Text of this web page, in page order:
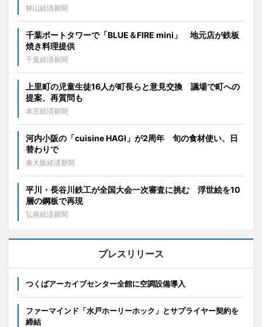
狭山経済新聞
千葉ポートタワーで「BLUE＆FIRE mini」 地元店が鉄板
焼き料理提供
千葉経済新聞
上里町の児童生徒16人が町長らと意見交換 議場で町への
提案、再質問も
本庄経済新聞
河内小阪の「cuisine HAGI」が2周年 旬の食材使い、日
替わりで
東大阪経済新聞
平川・長谷川鉄工が全国大会一次審査に挑む 浮世絵を10
層の鋼板で再現
弘前経済新聞
プレスリリース
つくばアーカイブセンター全館に空調設備導入
ファーマインド「水戸ホーリーホック」とサプライヤー契約を
締結